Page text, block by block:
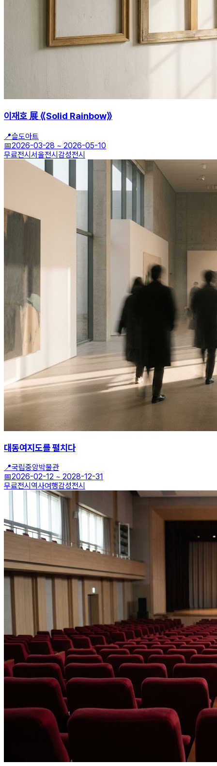
이재호 展 ⟪Solid Rainbow⟫
📍슬도아트
📅2026-03-28 ~ 2026-05-10
무료전시 서울전시 감성전시
대동여지도를 펼치다
📍국립중앙박물관
📅2026-02-12 ~ 2028-12-31
무료전시 역사여행감성전시